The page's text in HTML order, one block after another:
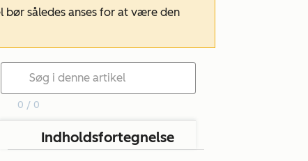
således anses for at være den
0 / 0
Indholdsfortegnelse